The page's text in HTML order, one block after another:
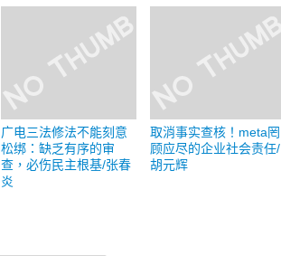
广电三法修法不能刻意
松绑：缺乏有序的审
查，必伤民主根基/张春
炎
取消事实查核！meta罔
顾应尽的企业社会责任/
胡元辉